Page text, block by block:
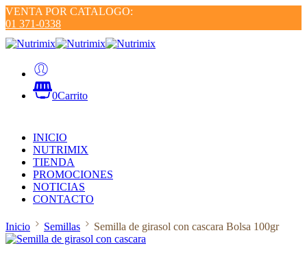
VENTA POR CATALOGO:
01 371-0338
0Carrito
INICIO
NUTRIMIX
TIENDA
PROMOCIONES
NOTICIAS
CONTACTO
Inicio Semillas Semilla de girasol con cascara Bolsa 100gr